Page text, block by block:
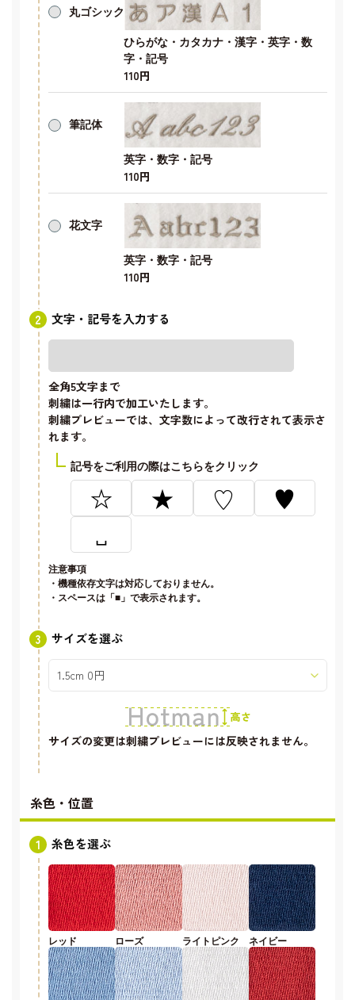
丸ゴシック
ひらがな・カタカナ・漢字・英字・数
字・記号
110円
筆記体
英字・数字・記号
110円
花文字
英字・数字・記号
110円
文字・記号を入力する
全角5文字まで
刺繍は一行内で加工いたします。
刺繍プレビューでは、文字数によって改行されて表示さ
れます。
記号をご利用の際はこちらをクリック
☆ ★ ♡
♥
␣
注意事項
・機種依存文字は対応しておりません。
・スペースは「■」で表示されます。
サイズを選ぶ
サイズの変更は刺繍プレビューには反映されません。
糸色・位置
糸色を選ぶ
レッド ローズ ライトピンク ネイビー